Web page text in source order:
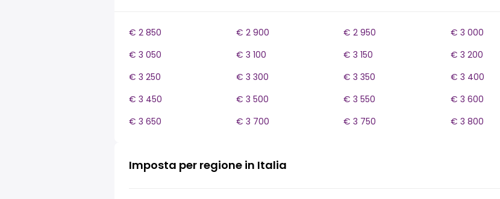
€ 2 850 € 2 900 € 2 950
€ 3 000
€ 3 050
€ 3 100 € 3 150
€ 3 200
€ 3 250
€ 3 300 € 3 350
€ 3 400
€ 3 450
€ 3 500 € 3 550
€ 3 600
€ 3 650
€ 3 700 € 3 750 € 3 800
Imposta per regione in Italia